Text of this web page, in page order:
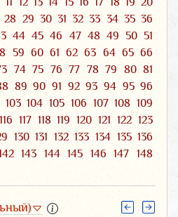
28 29 30 31 32 33 34 35 36
44 45 46 47 48 49 50 51
59 60 61 62 63 64 65 66
74 75 76 77 78 79 80 81
89 90 91 92 93 94 95 96
103 104 105 106 107 108 109
116 117 118 119 120 121 122 123
130 131 132 133 134 135 136
143 144 145 146 147
148